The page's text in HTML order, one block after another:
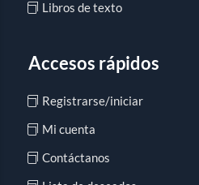
Libros de texto
Accesos rápidos
Registrarse/iniciar
Mi cuenta
Contáctanos